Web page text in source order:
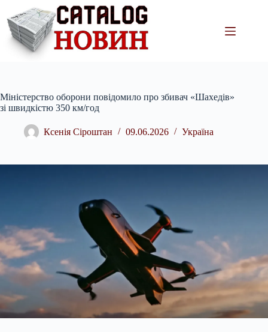
вмісту
Міністерство оборони повідомило про збивач «Шахедів»
зі швидкістю 350 км/год
Ксенія Сіроштан 09.06.2026 Україна